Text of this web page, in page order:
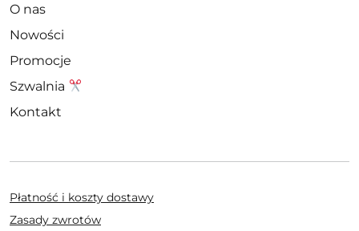
O nas
Nowości
Promocje
Szwalnia
Kontakt
Płatność i koszty dostawy
Zasady zwrotów